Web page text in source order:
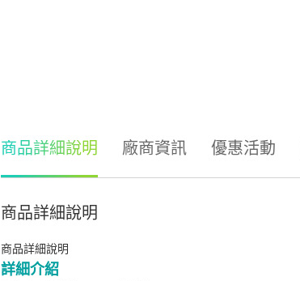
商品詳細說明 廠商資訊 優惠活動
商品詳細說明
商品詳細說明
詳細介紹